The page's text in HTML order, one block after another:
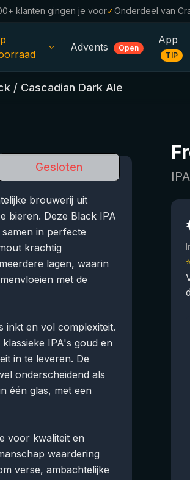
klanten gingen je voor✓Onderdeel van
Advents Open
App
TIP
/ Cascadian Dark Ale
Gesloten
brouwerij uit
bieren. Deze Black IPA
in perfecte
krachtig
lagen, waarin
met de
inkt en vol complexiteit.
IPA's goud en
in te leveren. De
onderscheidend als
één glas, met een
voor kwaliteit en
waardering
verse, ambachtelijke